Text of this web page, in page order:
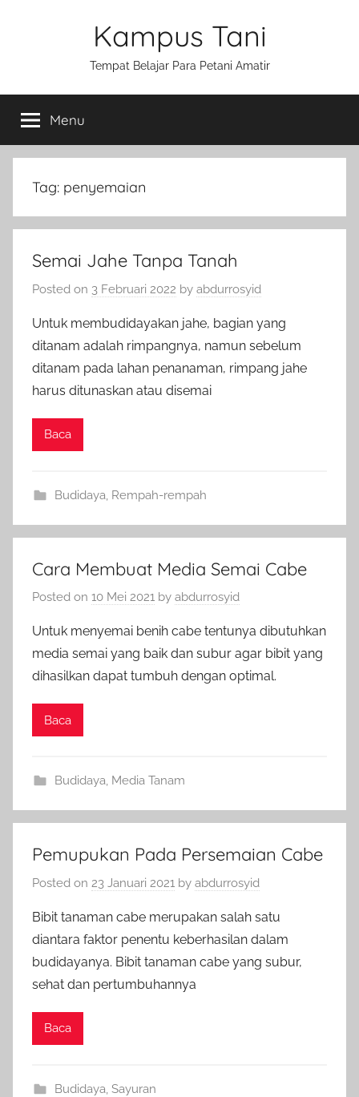
Kampus Tani
Tempat Belajar Para Petani Amatir
Menu
Tag: penyemaian
Semai Jahe Tanpa Tanah
Posted on 3 Februari 2022 by abdurrosyid
Untuk membudidayakan jahe, bagian yang
ditanam adalah rimpangnya, namun sebelum
ditanam pada lahan penanaman, rimpang jahe
harus ditunaskan atau disemai
Baca
Budidaya Rempah-rempah
Cara Membuat Media Semai Cabe
Posted on 10 Mei 2021 by abdurrosyid
Untuk menyemai benih cabe tentunya dibutuhkan
media semai yang baik dan subur agar bibit yang
dihasilkan dapat tumbuh dengan optimal.
Baca
Budidaya, Media Tanam
Pemupukan Pada Persemaian Cabe
Posted on 23 Januari 2021 by abdurrosyid
Bibit tanaman cabe merupakan salah satu
diantara faktor penentu keberhasilan dalam
budidayanya. Bibit tanaman cabe yang subur,
sehat dan pertumbuhannya
Baca
Budidaya Sayuran